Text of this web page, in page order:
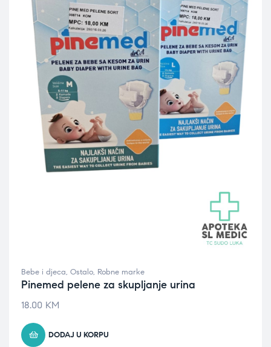
Bebe i djeca, Ostalo, Robne marke
Pinemed pelene za skupljanje urina
18.00 KM
DODAJ U KORPU